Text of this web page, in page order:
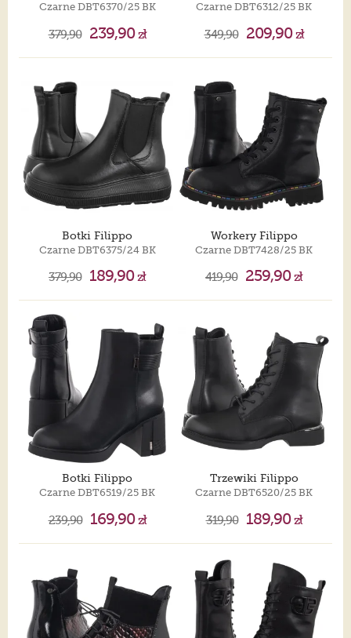
Czarne DBT6370/25 BK
379,90 239,90zł
Czarne DBT6312/25 BK
349,90 209,90zł
Botki Filippo
Czarne DBT6375/24 BK
379,90 189,90zł
Workery Filippo
Czarne DBT7428/25 BK
419,90 259,90zł
Botki Filippo
Czarne DBT6519/25 BK
239,90 169,90zł
Trzewiki Filippo
Czarne DBT6520/25 BK
319,90 189,90zł